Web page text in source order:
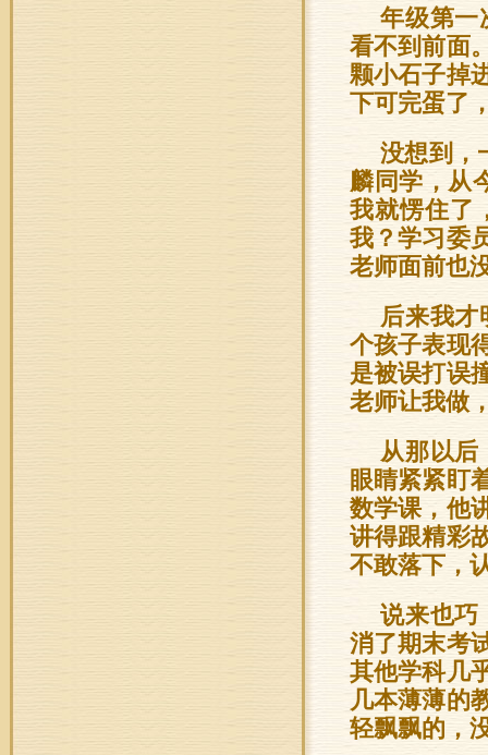
年级第一
看不到前面
颗小石子掉
下可完蛋了
没想到，
麟同学，从
我就愣住了
我？学习委
老师面前也
后来我才
个孩子表现
是被误打误
老师让我做
从那以后
眼睛紧紧盯
数学课，他
讲得跟精彩
不敢落下，
说来也巧
消了期末考
其他学科几
几本薄薄的
轻飘飘的，